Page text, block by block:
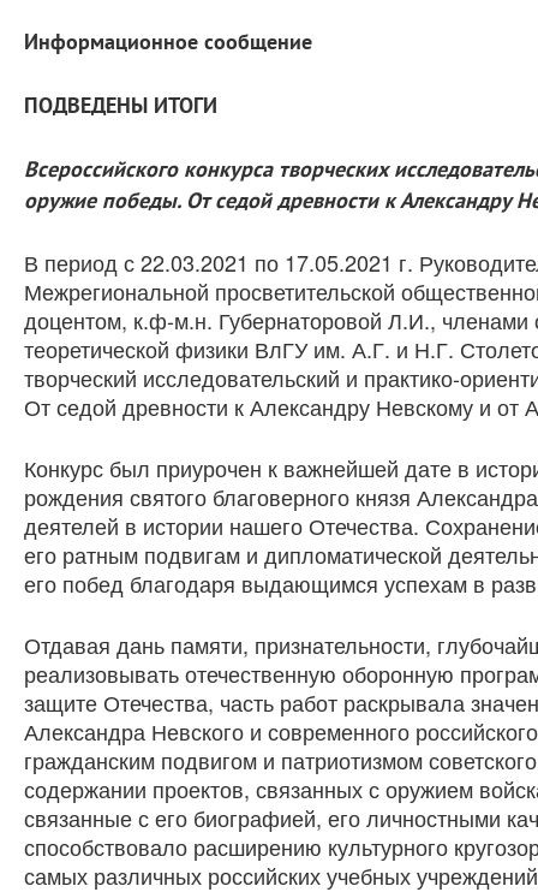
Информационное сообщение
ПОДВЕДЕНЫ ИТОГИ
Всероссийского конкурса творческих
оружие победы. От седой древности к Александру
В период с 22.03.2021 по 17.05.2021 г.
Межрегиональной просветительской
доцентом, к.ф-м.н. Губернаторовой Л.И.,
теоретической физики ВлГУ им. А.Г. и Н.Г.
творческий исследовательский и практико-
От седой древности к Александру Невскому и от
Конкурс был приурочен к важнейшей дате в
рождения святого благоверного князя
деятелей в истории нашего Отечества.
его ратным подвигам и дипломатической
его побед благодаря выдающимся успехам в
Отдавая дань памяти, признательности,
реализовывать отечественную оборонную
защите Отечества, часть работ раскрывала
Александра Невского и современного
гражданским подвигом и патриотизмом
содержании проектов, связанных с оружием
связанные с его биографией, его личностными
способствовало расширению культурного
самых различных российских учебных